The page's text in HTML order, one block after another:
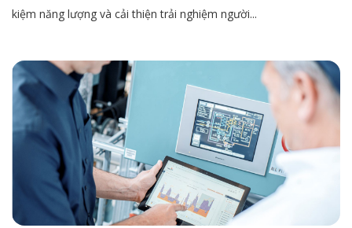
kiệm năng lượng và cải thiện trải nghiệm người...